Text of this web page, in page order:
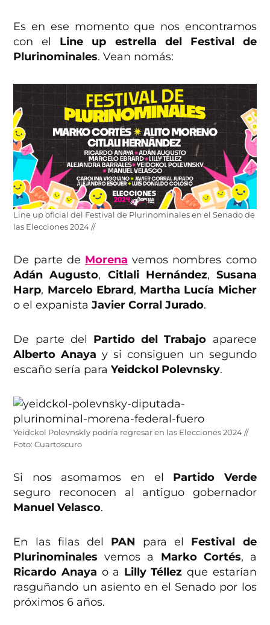
Es en ese momento que nos encontramos
con el Line up estrella del Festival de
Plurinominales. Vean nomás:
Line up oficial del Festival de Plurinominales en el Senado de
las Elecciones 2024 //
De parte de Morena vemos nombres como
Adán Augusto, Citlali Hernández, Susana
Harp, Marcelo Ebrard, Martha Lucía Micher
o el expanistaJavier Corral Jurado.
De parte del Partido del Trabajo aparece
Alberto Anayay si consiguen un segundo
escaño sería paraYeidckol Polevnsky.
Yeidckol Polevnskly podría regresar en las Elecciones 2024 //
Foto: Cuartoscuro
Si nos asomamos en el Partido Verde
seguro reconocen al antiguo gobernador
Manuel Velasco.
En las filas del PAN para el Festival de
Plurinominalesvemos a Marko Cortés, a
Ricardo Anaya o a Lilly Téllez que estarían
rasguñando un asiento en el Senado por los
próximos 6 años.